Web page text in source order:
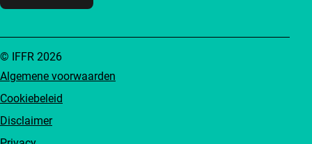
Algemene voorwaarden
Cookiebeleid
Disclaimer
© IFFR 2026